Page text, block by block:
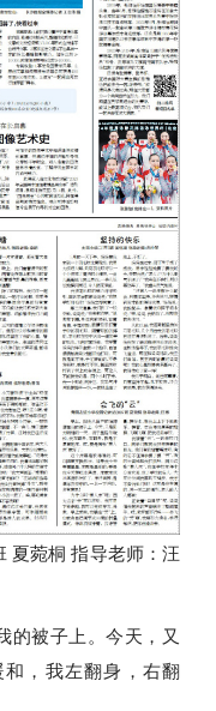
菀桐 指导老师：汪
被子上。今天，又
，我左翻身，右翻